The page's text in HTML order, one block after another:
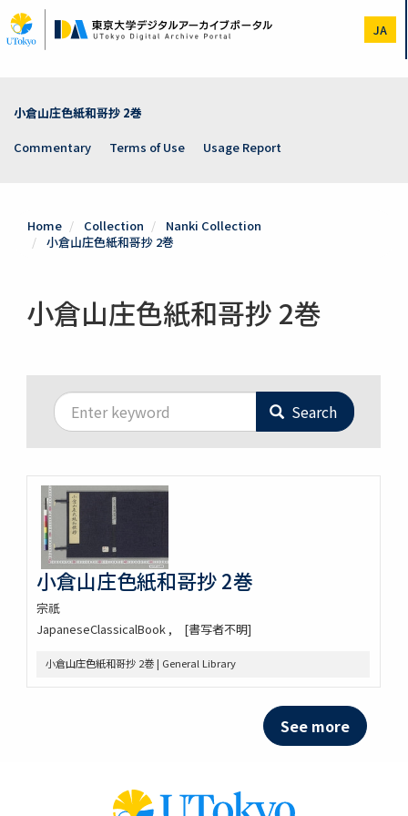
to
main
JA
小倉山庄色紙和哥抄 2巻
Commentary
Terms of Use Usage Report
Home Collection
Nanki Collection
小倉山庄色紙和哥抄 2巻
小倉山庄色紙和哥抄 2巻
Search
小倉山庄色紙和哥抄 2巻
宗祇
JapaneseClassicalBook
[書写者不明]
小倉山庄色紙和哥抄 2巻 | General Library
See more